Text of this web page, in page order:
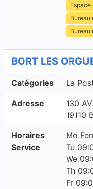
Bureau
Bureau
BORT LES
Catégories La
Adresse
130
19110
Horaires
Service
Mo
Tu
We
Th
Fr